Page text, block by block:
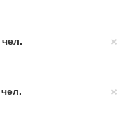
×
чел.
×
чел.